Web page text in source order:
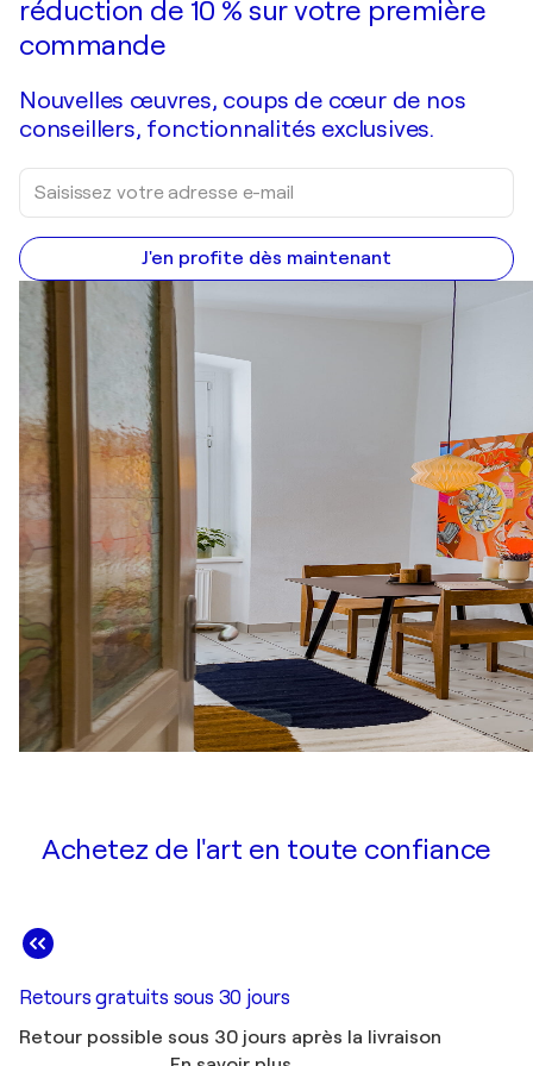
réduction de 10 % sur votre première
commande
Nouvelles œuvres, coups de cœur de nos
conseillers, fonctionnalités exclusives.
J'en profite dès maintenant
Achetez de l'art en toute confiance
Retours gratuits sous 30 jours
Retour possible sous 30 jours après la livraison